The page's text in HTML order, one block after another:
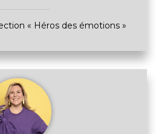
« Héros des émotions »